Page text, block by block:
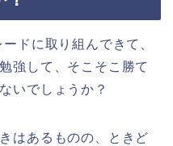
ドに取り組んできて、
強して、そこそこ勝て
いでしょうか？
はあるものの、ときど